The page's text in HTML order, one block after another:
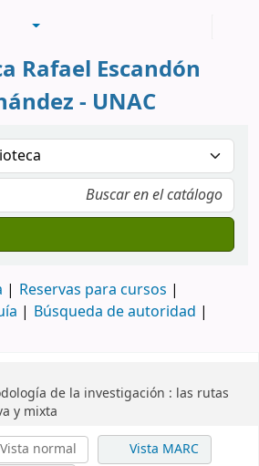
Rafael Escandón
- UNAC
Reservas para cursos
Búsqueda de autoridad
de la investigación : las rutas
y mixta
Vista normal
Vista MARC